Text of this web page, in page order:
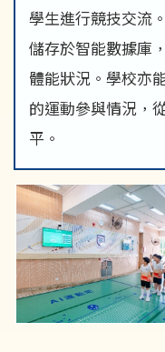
學生進行競技交流
儲存於智能數據庫
體能狀況。學校亦
的運動參與情況，
平。